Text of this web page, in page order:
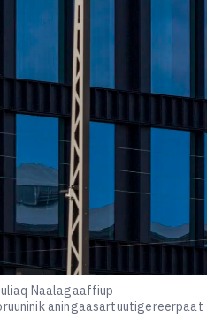
Naalagaaffiup
aningaasartuutigereerpaat